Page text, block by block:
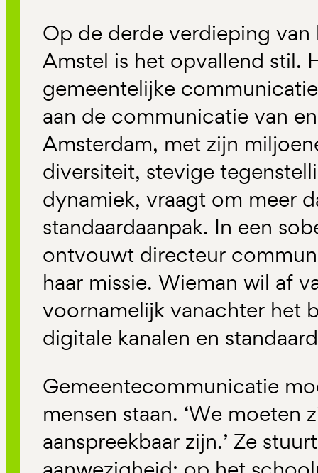
Op de derde verdieping van
Amstel is het opvallend stil.
gemeentelijke
aan de communicatie van
Amsterdam, met zijn
diversiteit, stevige
dynamiek, vraagt om meer
standaardaanpak. In een
ontvouwt directeur
haar missie. Wieman wil af
voornamelijk vanachter het
digitale kanalen en
Gemeentecommunicatie
mensen staan. ‘We moeten
aanspreekbaar zijn.’ Ze